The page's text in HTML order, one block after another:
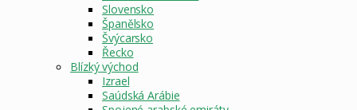
Slovensko
Španělsko
Švýcarsko
Řecko
Blízký východ
Izrael
Saúdská Arábie